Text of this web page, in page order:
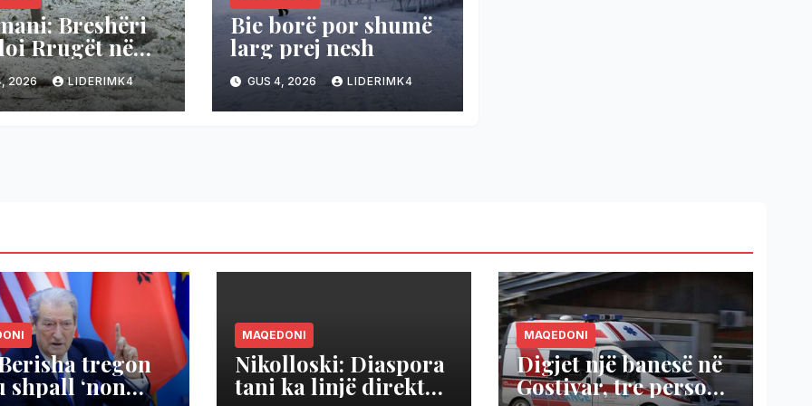
Breshëri
Rrugët në
bien
në 19 gradë
2026 LIDERIMK4
Bie borë por shumë
larg prej nesh
GUS 4, 2026 LIDERIMK4
tregon
shpall ‘non
MAQEDONI
Nikolloski: Diaspora
tani ka linjë direkte
MAQEDONI
Digjet një banesë në
Gostivar, tre persona